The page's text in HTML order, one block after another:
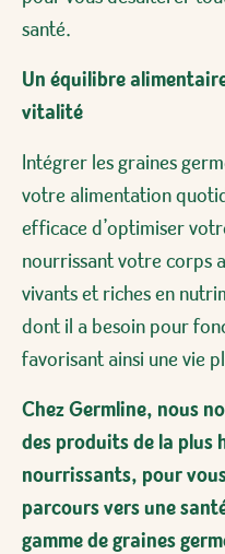
santé.
Un équilibre
vitalité
Intégrer les graines
votre alimentation
efficace d’optimiser
nourrissant votre corps
vivants et riches en
dont il a besoin pour
favorisant ainsi une vie
Chez Germline, nous
des produits de la
nourrissants, pour
parcours vers une
gamme de graines